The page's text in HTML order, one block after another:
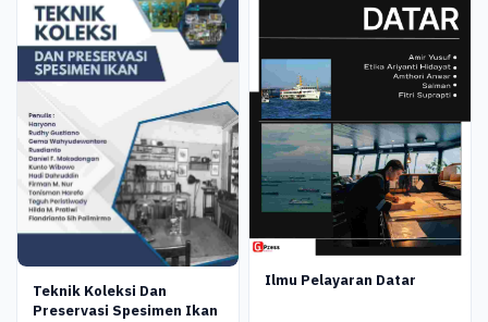
Teknik Koleksi Dan
Preservasi Spesimen Ikan
Ilmu Pelayaran Datar